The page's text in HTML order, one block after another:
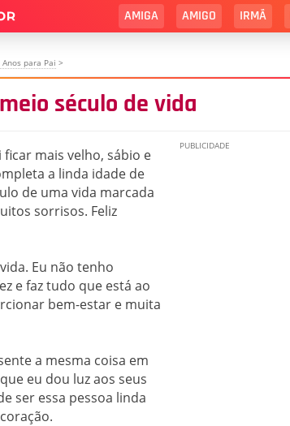
AMIGA AMIGO IRMÃ
para Pai >
século de vida
mais velho, sábio e
a linda idade de
de uma vida marcada
sorrisos. Feliz
Eu não tenho
e faz tudo que está ao
bem-estar e muita
a mesma coisa em
eu dou luz aos seus
ser essa pessoa linda